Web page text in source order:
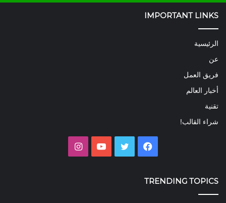
IMPORTANT LINKS
الرئيسية
عن
فريق العمل
أخبار العالم
تقنية
شراء القالب!
فيسبوك تويتر يوتيوب
TRENDING TOPICS